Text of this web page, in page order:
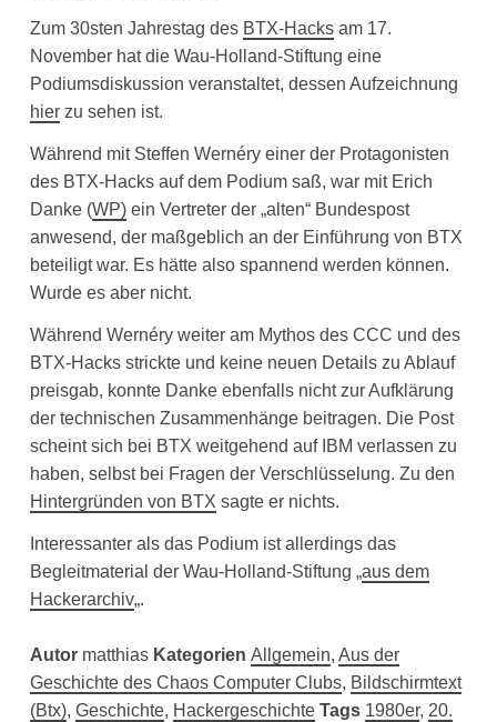
Zum 30sten Jahrestag des BTX-Hacksam 17.
November hat die Wau-Holland-Stiftung eine
Podiumsdiskussion veranstaltet, dessen Aufzeichnung
hierzu sehen ist.
Während mit Steffen Wernéry einer der Protagonisten
des BTX-Hacks auf dem Podium saß, war mit Erich
Danke (WP)ein Vertreter der „alten“ Bundespost
anwesend, der maßgeblich an der Einführung von BTX
beteiligt war. Es hätte also spannend werden können.
Wurde es aber nicht.
Während Wernéry weiter am Mythos des CCC und des
BTX-Hacks strickte und keine neuen Details zu Ablauf
preisgab, konnte Danke ebenfalls nicht zur Aufklärung
der technischen Zusammenhänge beitragen. Die Post
scheint sich bei BTX weitgehend auf IBM verlassen zu
haben, selbst bei Fragen der Verschlüsselung. Zu den
Hintergründen von BTX sagte er nichts.
Interessanter als das Podium ist allerdings das
Begleitmaterial der Wau-Holland-Stiftung „aus dem
Hackerarchiv„.
Autor matthias Kategorien Allgemein, Aus der
Geschichte des Chaos Computer Clubs, Bildschirmtext
(Btx), Geschichte, Hackergeschichte Tags 1980er, 20.